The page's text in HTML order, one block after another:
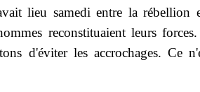
lieu samedi entre la rébellion
reconstituaient leurs forces.
d'éviter les accrochages. Ce